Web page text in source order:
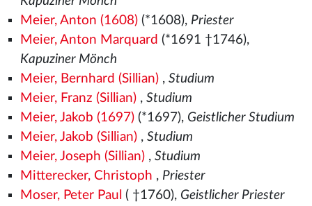
Meier, Anton (1608)(*1608), Priester
Meier, Anton Marquard (*1691 †1746),
Kapuziner Mönch
Meier, Bernhard (Sillian), Studium
Meier, Franz (Sillian), Studium
Meier, Jakob (1697)(*1697), Geistlicher Studium
Meier, Jakob (Sillian), Studium
Meier, Joseph (Sillian), Studium
Mitterecker, Christoph , Priester
Moser, Peter Paul ( †1760), Geistlicher Priester